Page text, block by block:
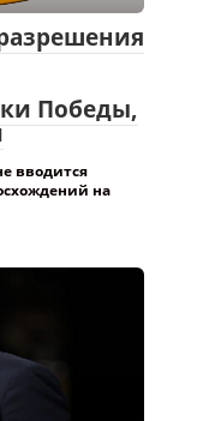
Победы,
вводится
на